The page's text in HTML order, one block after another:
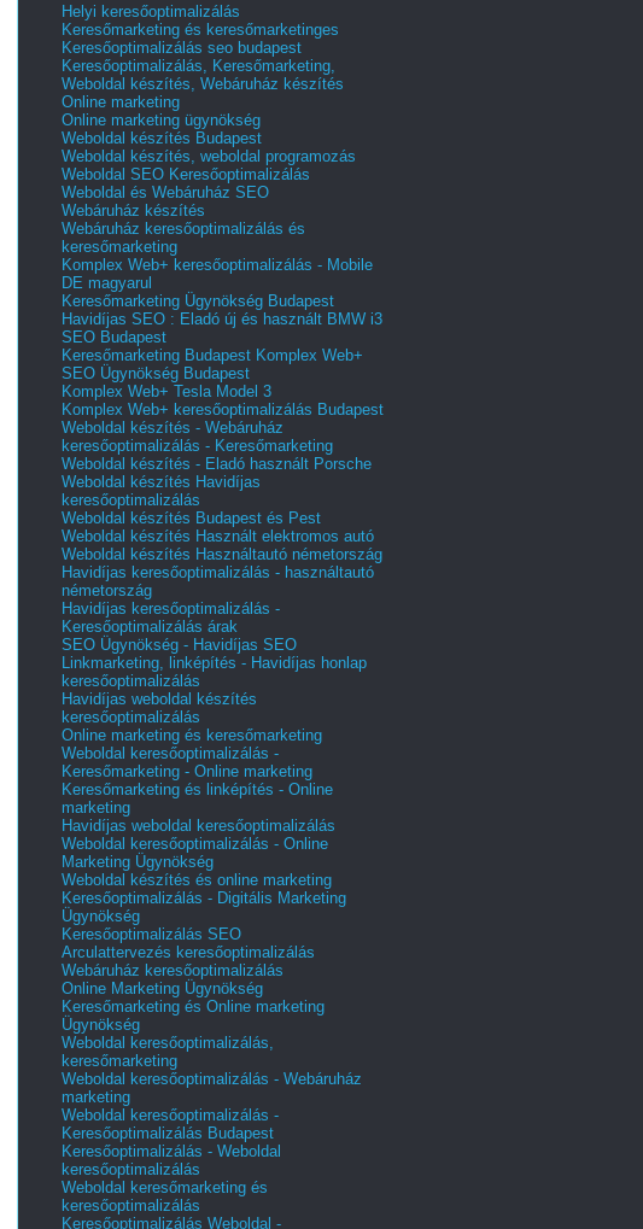
Helyi keresőoptimalizálás
Keresőmarketing és keresőmarketinges
Keresőoptimalizálás seo budapest
Keresőoptimalizálás, Keresőmarketing,
Weboldal készítés, Webáruház készítés
Online marketing
Online marketing ügynökség
Weboldal készítés Budapest
Weboldal készítés, weboldal programozás
Weboldal SEO Keresőoptimalizálás
Weboldal és Webáruház SEO
Webáruház készítés
Webáruház keresőoptimalizálás és
keresőmarketing
Komplex Web+ keresőoptimalizálás - Mobile
DE magyarul
Keresőmarketing Ügynökség Budapest
Havidíjas SEO : Eladó új és használt BMW i3
SEO Budapest
Keresőmarketing Budapest Komplex Web+
SEO Ügynökség Budapest
Komplex Web+ Tesla Model 3
Komplex Web+ keresőoptimalizálás Budapest
Weboldal készítés - Webáruház
keresőoptimalizálás - Keresőmarketing
Weboldal készítés - Eladó használt Porsche
Weboldal készítés Havidíjas
keresőoptimalizálás
Weboldal készítés Budapest és Pest
Weboldal készítés Használt elektromos autó
Weboldal készítés Használtautó németország
Havidíjas keresőoptimalizálás - használtautó
németország
Havidíjas keresőoptimalizálás -
Keresőoptimalizálás árak
SEO Ügynökség - Havidíjas SEO
Linkmarketing, linképítés - Havidíjas honlap
keresőoptimalizálás
Havidíjas weboldal készítés
keresőoptimalizálás
Online marketing és keresőmarketing
Weboldal keresőoptimalizálás -
Keresőmarketing - Online marketing
Keresőmarketing és linképítés - Online
marketing
Havidíjas weboldal keresőoptimalizálás
Weboldal keresőoptimalizálás - Online
Marketing Ügynökség
Weboldal készítés és online marketing
Keresőoptimalizálás - Digitális Marketing
Ügynökség
Keresőoptimalizálás SEO
Arculattervezés keresőoptimalizálás
Webáruház keresőoptimalizálás
Online Marketing Ügynökség
Keresőmarketing és Online marketing
Ügynökség
Weboldal keresőoptimalizálás,
keresőmarketing
Weboldal keresőoptimalizálás - Webáruház
marketing
Weboldal keresőoptimalizálás -
Keresőoptimalizálás Budapest
Keresőoptimalizálás - Weboldal
keresőoptimalizálás
Weboldal keresőmarketing és
keresőoptimalizálás
Keresőoptimalizálás Weboldal -